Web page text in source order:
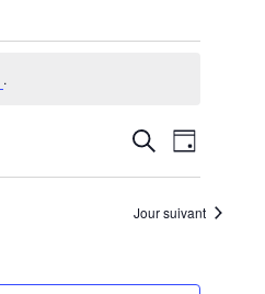
.
Recherche
de
RechercheNavigation
de
vues
Jour
Jour suivant